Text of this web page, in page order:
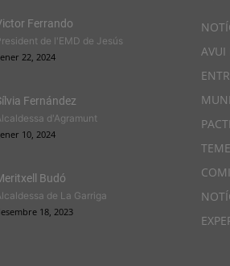
Ferrando
de l'EMD de Jesús
22, 2024
Fernández
d'Agramunt
10, 2024
Budó
de La Garriga
18, 2023
AVUI